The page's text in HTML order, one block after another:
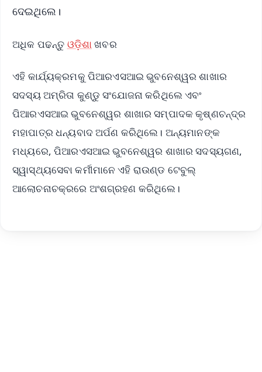
ଦେଇଥିଲେ।
ଅଧିକ ପଢନ୍ତୁ ଓଡ଼ିଶା ଖବର
ଏହି କାର୍ଯ୍ୟକ୍ରମକୁ ପିଆରଏସଆଇ ଭୁବନେଶ୍ୱର ଶାଖାର
ସଦସ୍ୟ ଅମ୍ରିତା କୁଣ୍ଡୁ ସଂଯୋଜନା କରିଥିଲେ ଏବଂ
ପିଆରଏସଆଇ ଭୁବନେଶ୍ୱର ଶାଖାର ସମ୍ପାଦକ କୃଷ୍ଣଚନ୍ଦ୍ର
ମହାପାତ୍ର ଧନ୍ୟବାଦ ଅର୍ପଣ କରିଥିଲେ। ଅନ୍ୟମାନଙ୍କ
ମଧ୍ୟରେ, ପିଆରଏସଆଇ ଭୁବନେଶ୍ୱର ଶାଖାର ସଦସ୍ୟଗଣ,
ସ୍ୱାସ୍ଥ୍ୟସେବା କର୍ମୀମାନେ ଏହି ରାଉଣ୍ଡ ଟେବୁଲ୍
ଆଲୋଚନାଚକ୍ରରେ ଅଂଶଗ୍ରହଣ କରିଥିଲେ।